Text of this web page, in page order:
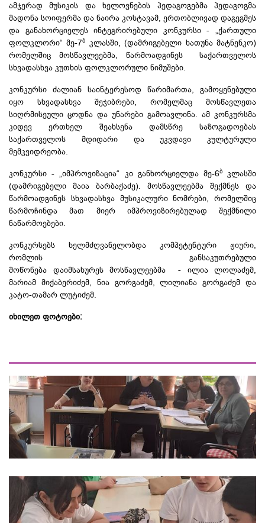
ამჯერად მუსიკის და ხელოვნების პედაგოგებმა პედაგოგმა
მადონა სოიფერმა და ნაირა კოსტავამ, ერთობლივად დაგეგმეს
და განახორციელეს ინტეგრირებული კონკურსი - „ქართული
ფოლკლორი“ მე-7ბ კლასში, (დამრიგებელი ხათუნამატნენკო)
რომელშიც მოსწავლეებმა, წარმოადგინეს საქართველოს
სხვადასხვა კუთხის ფოლკლორული ნიმუშები.
კონკურსი ძალიან საინტერესოდ წარიმართა, გამოყენებული
იყო სხვადასხვა შეჯიბრები, რომელმაც მოსწავლეთა
სიღრმისეული ცოდნა და უნარები გამოავლინა. ამ კონკურსმა
კიდევ ერთხელ შეახსენა დამსწრე საზოგადოებას
საქართველოს მდიდარი და უკვდავი კულტურული
მემკვიდრეობა.
კონკურსი - „იმპროვიზაცია“ კი განხორციელდა მე-6ბკლასში
(დამრიგებელი მაია ბარბაქაძე). მოსწავლეებმა შექმნეს და
წარმოადგინეს სხვადასხვა მუსიკალური ნომრები, რომელშიც
წარმოჩინდა მათ მიერ იმპროვიზირებულად შექმნილი
ნაწარმოებები.
კონკურსებს ხელმძღვანელობდა კომპეტენტური ჟიური,
რომლის განსაკუთრებული
მოწონება დაიმსახურეს მოსწავლეებმა - ილია ლოლაძემ,
მარიამ მიქაბერიძემ, ნია გორგაძემ, ლილიანა გორგაძემ და
კატო-თამარ ლუტიძემ.
იხილეთ ფოტოები: